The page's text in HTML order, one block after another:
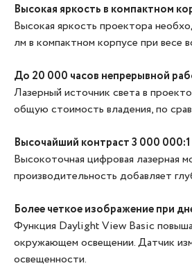
Высокая яркость в компактном
Высокая яркость проектора
лм в компактном корпусе при весе
До 20 000 часов непрерывной
Лазерный источник света в
общую стоимость владения, по
Высочайший контраст 3 000 000:1
Высокоточная цифровая лазерная
производительность добавляет
Более четкое изображение при
Функция Daylight View Basic
окружающем освещении. Датчик
освещенности.